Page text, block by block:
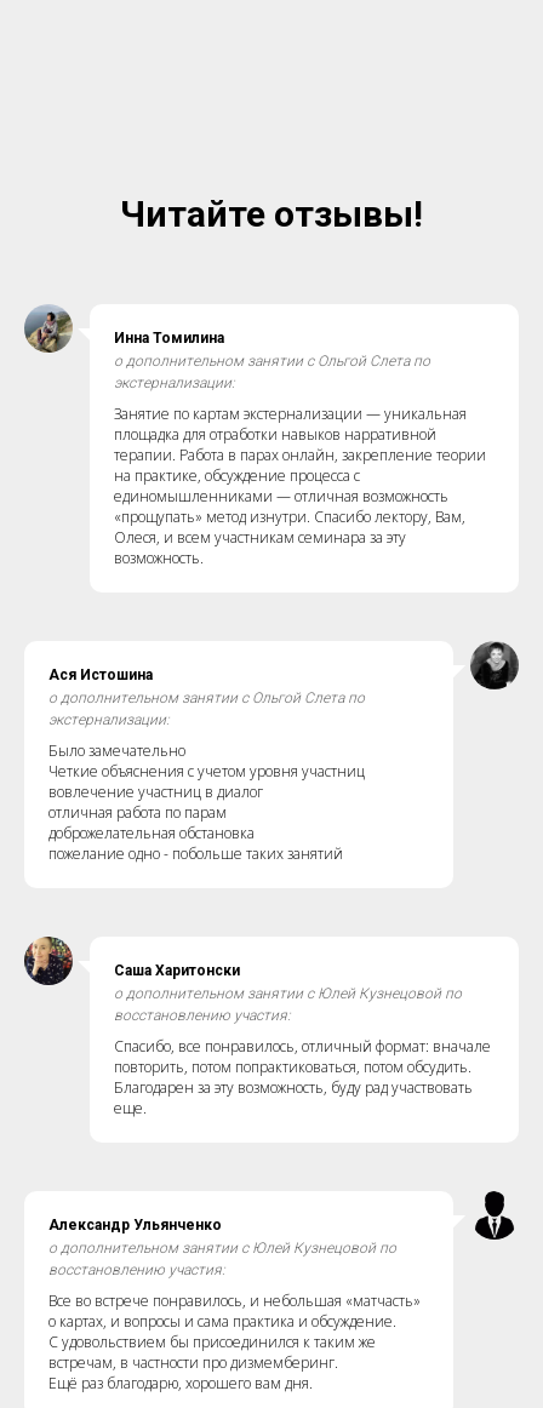
Читайте отзывы!
Инна Томилина
о дополнительном занятии с Ольгой Слета по
экстернализации:
Занятие по картам экстернализации — уникальная
площадка для отработки навыков нарративной
терапии. Работа в парах онлайн, закрепление теории
на практике, обсуждение процесса с
единомышленниками — отличная возможность
«прощупать» метод изнутри. Спасибо лектору, Вам,
Олеся, и всем участникам семинара за эту
возможность.
Ася Истошина
о дополнительном занятии с Ольгой Слета по
экстернализации:
Было замечательно
Четкие объяснения с учетом уровня участниц
вовлечение участниц в диалог
отличная работа по парам
доброжелательная обстановка
пожелание одно - побольше таких занятий
Саша Харитонски
о дополнительном занятии с Юлей Кузнецовой по
восстановлению участия:
Спасибо, все понравилось, отличный формат: вначале
повторить, потом попрактиковаться, потом обсудить.
Благодарен за эту возможность, буду рад участвовать
еще.
Александр Ульянченко
о дополнительном занятии с Юлей Кузнецовой по
восстановлению участия:
Все во встрече понравилось, и небольшая «матчасть»
о картах, и вопросы и сама практика и обсуждение.
С удовольствием бы присоединился к таким же
встречам, в частности про дизмемберинг.
Ещё раз благодарю, хорошего вам дня.